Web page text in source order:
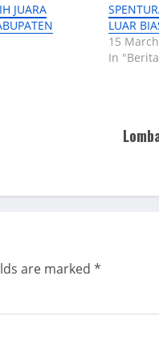
JUARA
LUAR
15
In
are marked *